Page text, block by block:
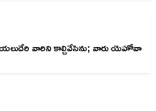
వారిని కాల్చివేసెను; వారు యెహోవా